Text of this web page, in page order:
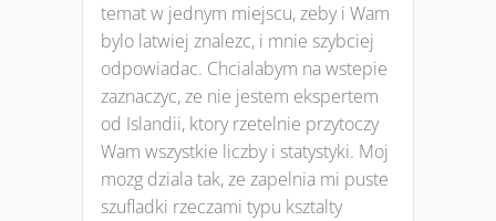
temat w jednym miejscu, zeby i Wam
bylo latwiej znalezc, i mnie szybciej
odpowiadac. Chcialabym na wstepie
zaznaczyc, ze nie jestem ekspertem
od Islandii, ktory rzetelnie przytoczy
Wam wszystkie liczby i statystyki. Moj
mozg dziala tak, ze zapelnia mi puste
szufladki rzeczami typu ksztalty